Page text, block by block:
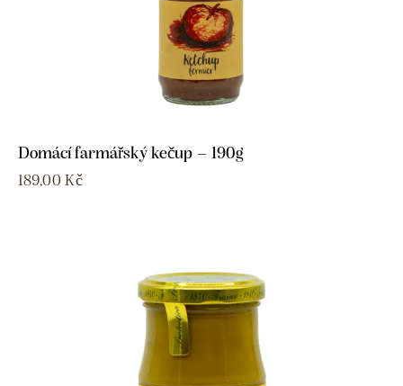
Domácí farmářský kečup – 190g
189,00 Kč